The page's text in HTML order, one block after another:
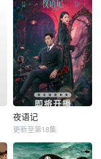
夜语记
更新至第18集